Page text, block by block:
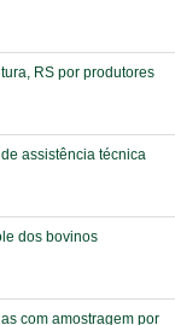
RS por produtores
assistência técnica
dos bovinos
com amostragem por